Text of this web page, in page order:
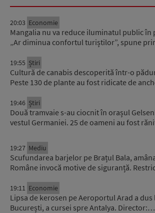
20:03 Economie
Mangalia nu va reduce iluminatul public în
„Ar diminua confortul turiștilor”, spune
19:55 Știri
Cultură de canabis descoperită într-o
Peste 130 de plante au fost ridicate de
19:46 Știri
Două tramvaie s-au ciocnit în orașul
vestul Germaniei. 25 de oameni au fost
19:27 Mediu
Scufundarea barjelor pe Brațul Bala,
Române invocă motive de siguranță.
19:11 Economie
Lipsa de kerosen pe Aeroportul Arad a dus
București, a cursei spre Antalya. Director:…